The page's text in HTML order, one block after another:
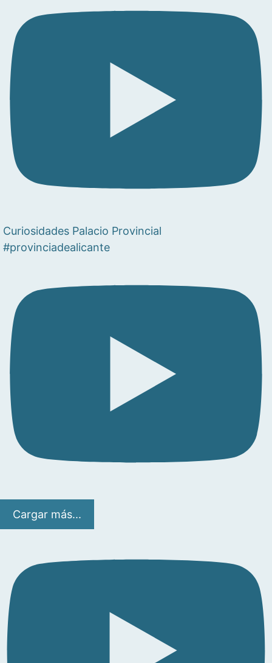
Curiosidades Palacio Provincial
#provinciadealicante
Cargar más...